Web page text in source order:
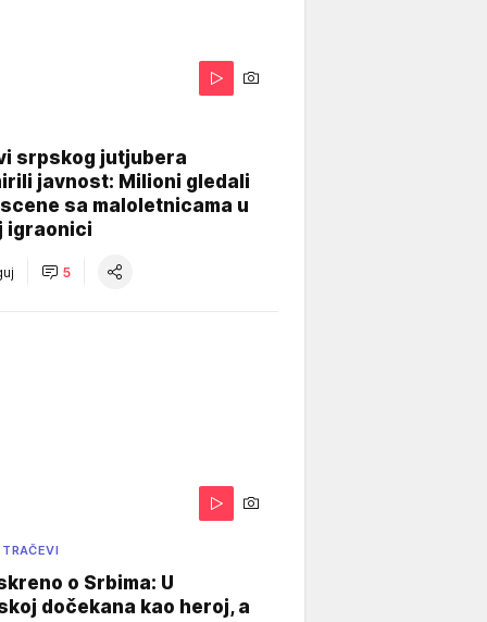
srpskog jutjubera
javnost: Milioni gledali
sa maloletnicama u
igraonici
5
o Srbima: U
dočekana kao heroj, a